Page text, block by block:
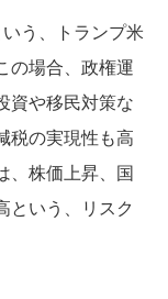
う、トランプ米
の場合、政権運
資や移民対策な
税の実現性も高
、株価上昇、国
という、リスク